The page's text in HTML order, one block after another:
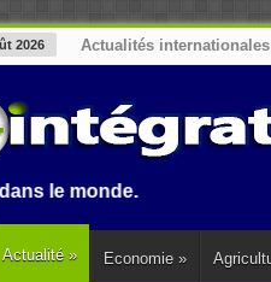
2026 Actualités internationales
Actualité » Economie »